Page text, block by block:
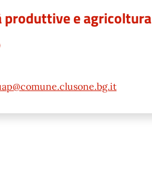
produttive e agricoltura